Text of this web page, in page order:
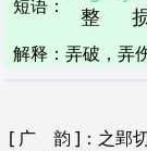
短语 ： 整
解释 ： 弄破，弄
[ 广 韵 ]：之郢